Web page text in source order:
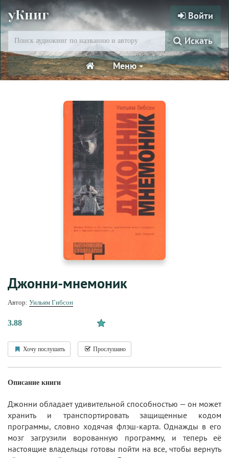
уКниг Войти
Искать
Меню
Джонни-мнемоник
Автор: Уильям Гибсон
3.88
Хочу послушать Прослушано
Описание книги
Джонни обладает удивительной способностью — он может
хранить и транспортировать защищенные кодом
программы, словно ходячая флэш-карта. Однажды в его
мозг загрузили ворованную программу, и теперь её
настоящие владельцы готовы пойти на все, чтобы вернуть